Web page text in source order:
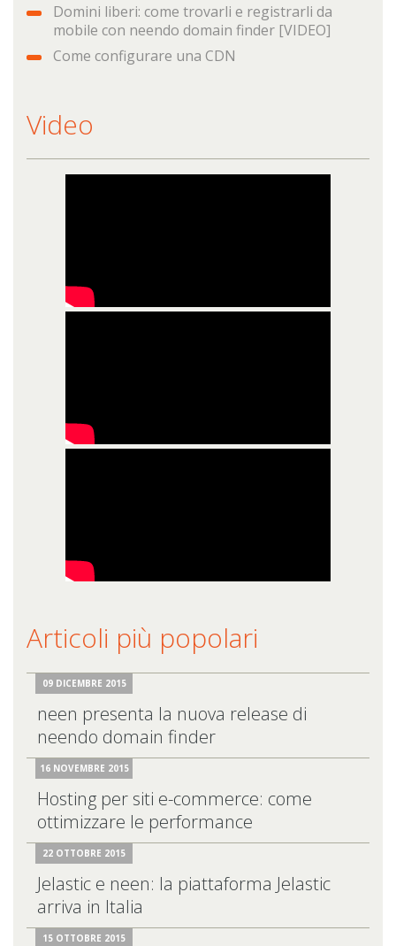
Domini liberi: come trovarli e registrarli da
mobile con neendo domain finder [VIDEO]
Come configurare una CDN
Video
Articoli più popolari
09 DICEMBRE 2015
neen presenta la nuova release di
neendo domain finder
16 NOVEMBRE 2015
Hosting per siti e-commerce: come
ottimizzare le performance
22 OTTOBRE 2015
Jelastic e neen: la piattaforma Jelastic
arriva in Italia
15 OTTOBRE 2015